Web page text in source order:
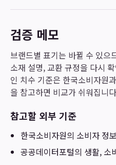
검증 메모
브랜드별 표기는 바뀔 수 있으
소재 설명, 교환 규정을 다시
인 치수 기준은 한국소비자원
을 참고하면 비교가 쉬워집니
참고할 외부 기준
한국소비자원의 소비자 정
공공데이터포털의 생활, 소